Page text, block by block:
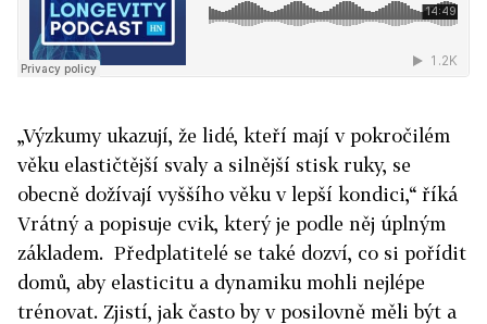
„Výzkumy ukazují, že lidé, kteří mají v pokročilém
věku elastičtější svaly a silnější stisk ruky, se
obecně dožívají vyššího věku v lepší kondici,“ říká
Vrátný a popisuje cvik, který je podle něj úplným
základem. Předplatitelé se také dozví, co si pořídit
domů, aby elasticitu a dynamiku mohli nejlépe
trénovat. Zjistí, jak často by v posilovně měli být a